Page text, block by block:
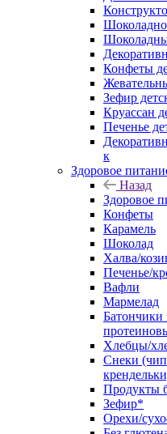
Конфеты
Зефир
Круассан
Печенье
к
Здоровое
Назад
Здоровое
Конфеты
Карамель
Шоколад
Халва/
Печенье/
Вафли
Мармелад
Батончики
Хлебцы/
Снеки
Продукты
Зефир*
Орехи/